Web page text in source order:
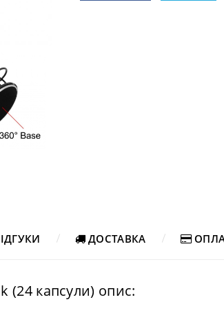
ДОСТАВКА
(24 капсули) опис: